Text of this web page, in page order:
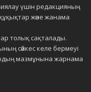
үшін редакцияның
және жанама
толық сақталады.
сәйкес келе бермеуі
мазмұнына жарнама